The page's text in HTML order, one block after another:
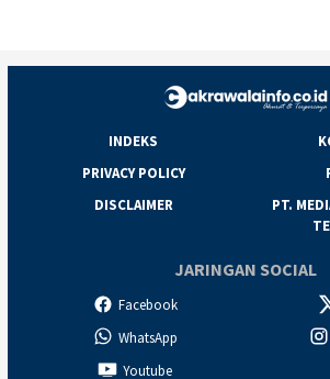
INDEKS
PRIVACY POLICY
DISCLAIMER
PT.
JARINGAN SOCIAL
Facebook
WhatsApp
Youtube